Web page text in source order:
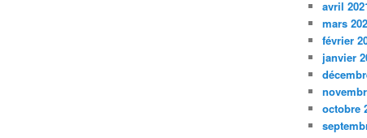
avril
mars
février
janvier
octobre